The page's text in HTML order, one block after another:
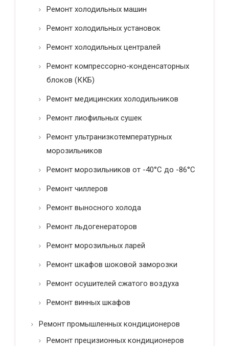
Ремонт холодильных машин
Ремонт холодильных установок
Ремонт холодильных централей
Ремонт компрессорно-конденсаторных
блоков (ККБ)
Ремонт медицинских холодильников
Ремонт лиофильных сушек
Ремонт ультранизкотемпературных
морозильников
Ремонт морозильников от -40°C до -86°C
Ремонт чиллеров
Ремонт выносного холода
Ремонт льдогенераторов
Ремонт морозильных ларей
Ремонт шкафов шоковой заморозки
Ремонт осушителей сжатого воздуха
Ремонт винных шкафов
Ремонт промышленных кондиционеров
Ремонт прецизионных кондиционеров